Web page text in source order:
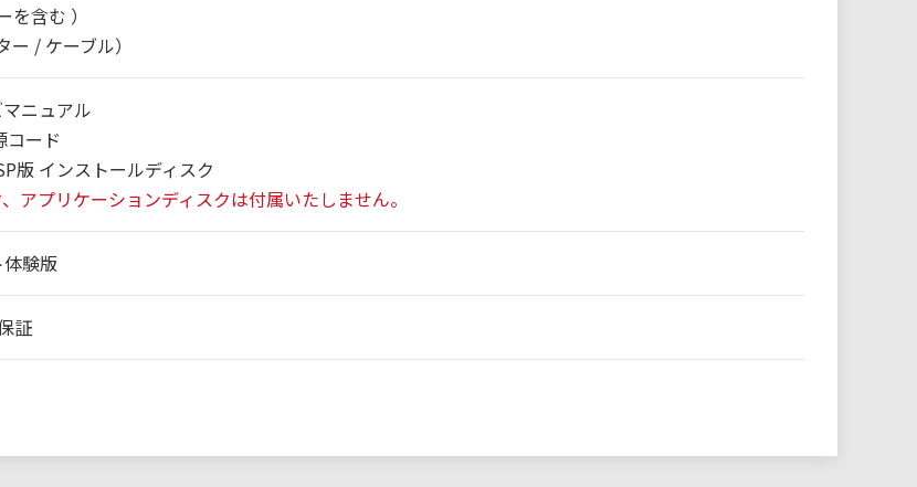
含む ）
/ ケーブル）
ニュアル
コード
版 インストールディスク
アプリケーションディスクは付属いたしません。
験版
証